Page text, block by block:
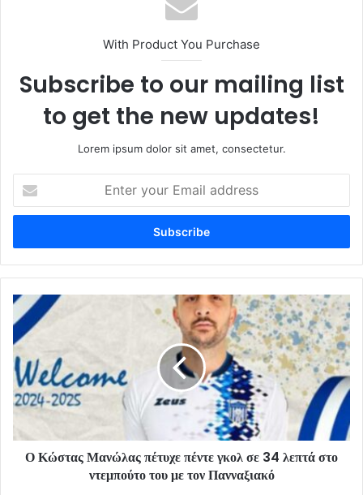
With Product You Purchase
Subscribe to our mailing list
to get the new updates!
Lorem ipsum dolor sit amet, consectetur.
your
Email
Ο Κώστας Μανώλας πέτυχε πέντε γκολ σε 34 λεπτά στο
ντεμπούτο του με τον Πανναξιακό